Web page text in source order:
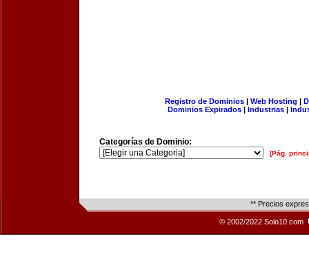
Registro de Dominios| Web Hosting |
Dominios Expirados | Industrias |
Categorías de Dominio:
[Pág.
** Precios
© 2002/2022 Solo10.com